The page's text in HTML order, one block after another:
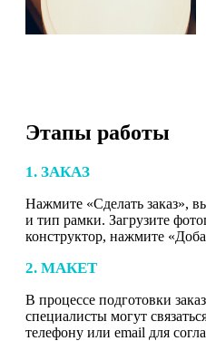
Этапы работы
1. ЗАКАЗ
Нажмите «Сделать заказ»,
и тип рамки. Загрузите
конструктор, нажмите
2. МАКЕТ
В процессе подготовки
специалисты могут
телефону или email для